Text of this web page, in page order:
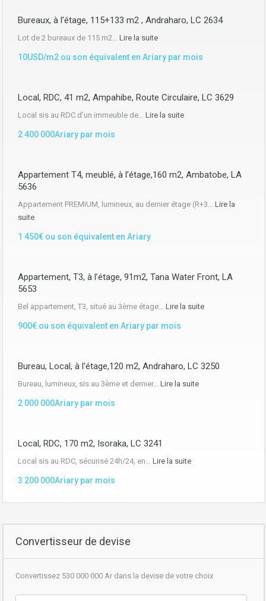
Bureaux, à l’étage, 115+133 m2 , Andraharo, LC 2634
Lot de 2 bureaux de 115 m2… Lire la suite
10USD/m2 ou son équivalent en Ariary par mois
Local, RDC, 41 m2, Ampahibe, Route Circulaire, LC 3629
Local sis au RDC d’un immeuble de… Lire la suite
2 400 000Ariary par mois
Appartement T4, meublé, à l’étage,160 m2, Ambatobe, LA
5636
Appartement PREMIUM, lumineux, au dernier étage (R+3… Lire la
suite
1 450€ ou son équivalent en Ariary
Appartement, T3, à l’étage, 91m2, Tana Water Front, LA
5653
Bel appartement, T3, situé au 3ème étage… Lire la suite
900€ ou son équivalent en Ariary par mois
Bureau, Local, à l’étage,120 m2, Andraharo, LC 3250
Bureau, lumineux, sis au 3ème et dernier… Lire la suite
2 000 000Ariary par mois
Local, RDC, 170 m2, Isoraka, LC 3241
Local sis au RDC, sécurisé 24h/24, en… Lire la suite
3 200 000Ariary par mois
Convertisseur de devise
Convertissez 530 000 000 Ar dans la devise de votre choix